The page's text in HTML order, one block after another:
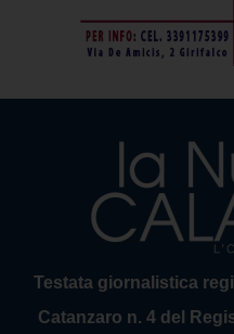
Testata giornalistica
Catanzaro n. 4 del